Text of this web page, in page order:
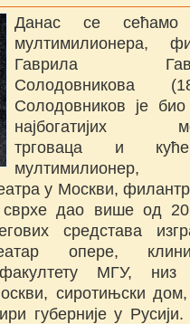
Данас се сећамо
мултимилионера,
Гаврила
Солодовникова
Солодовников је
најбогатијих
трговаца и
у Москви,
сврхе дао више од
средстава
опере,
МГУ,
сиротињски дом,
губерније у